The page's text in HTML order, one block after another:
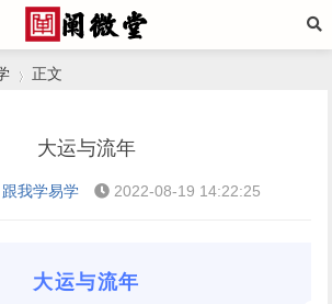
正文
大运与流年
跟我学易学 2022-08-19 14:22:25
大运与流年